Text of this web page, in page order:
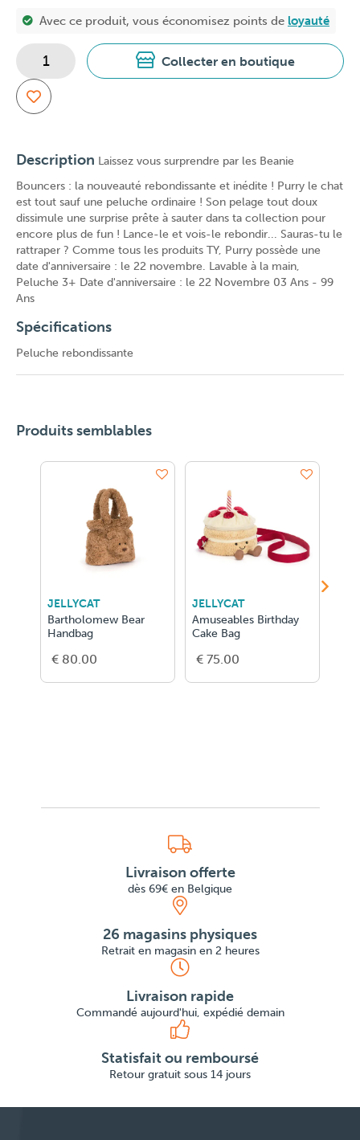
Avec ce produit, vous économisez points de loyauté
Collecter en boutique
Description Laissez vous surprendre par les Beanie
Bouncers : la nouveauté rebondissante et inédite ! Purry le chat
est tout sauf une peluche ordinaire ! Son pelage tout doux
dissimule une surprise prête à sauter dans ta collection pour
encore plus de fun ! Lance-le et vois-le rebondir... Sauras-tu le
rattraper ? Comme tous les produits TY, Purry possède une
date d'anniversaire : le 22 novembre. Lavable à la main,
Peluche 3+ Date d'anniversaire : le 22 Novembre 03 Ans - 99
Ans
Spécifications
Peluche rebondissante
Produits semblables
JELLYCAT
Bartholomew Bear
Handbag
€ 80.00
JELLYCAT
Amuseables Birthday
Cake Bag
€ 75.00
Livraison offerte
dès 69€ en Belgique
26 magasins physiques
Retrait en magasin en 2 heures
Livraison rapide
Commandé aujourd'hui, expédié demain
Statisfait ou remboursé
Retour gratuit sous 14 jours